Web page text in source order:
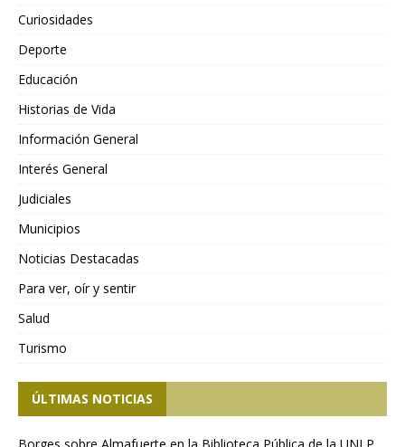
Curiosidades
Deporte
Educación
Historias de Vida
Información General
Interés General
Judiciales
Municipios
Noticias Destacadas
Para ver, oír y sentir
Salud
Turismo
ÚLTIMAS NOTICIAS